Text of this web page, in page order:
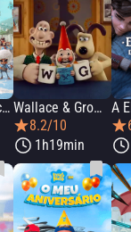
Thelma, O Unicórnio
Wallace & Gromit: Avengança
8.2/10
1h19min